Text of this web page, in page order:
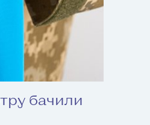
бачили